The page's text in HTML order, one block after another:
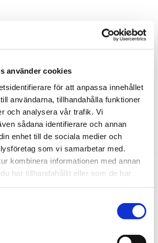
använder cookies
för att anpassa innehållet
användarna, tillhandahålla funktioner
och analysera vår trafik. Vi
sådana identifierare och annan
enhet till de sociala medier och
som vi samarbetar med.
kombinera informationen med annan
har tillhandahållit eller som de har
Upptäck mer
Recensioner
har inga recensioner